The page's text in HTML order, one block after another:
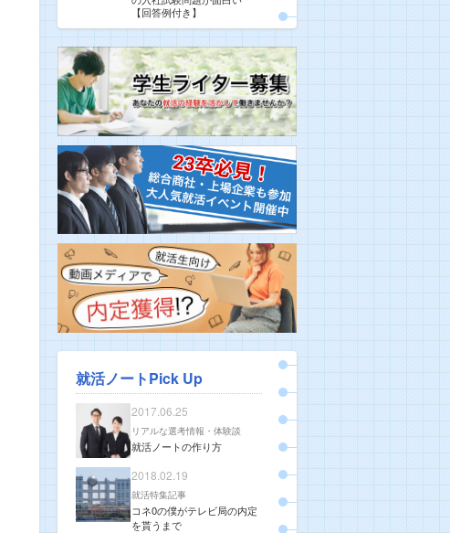
【回答例付き】
就活ノートPick Up
2017.06.25
リアルな選考情報・体験談
就活ノートの作り方
2018.02.19
就活特集記事
コネ0の僕がテレビ局の内定
を貰うまで